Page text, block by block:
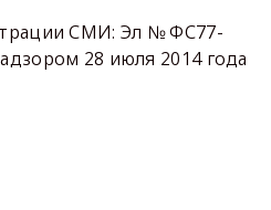
СМИ: Эл № ФС77-
28 июля 2014 года